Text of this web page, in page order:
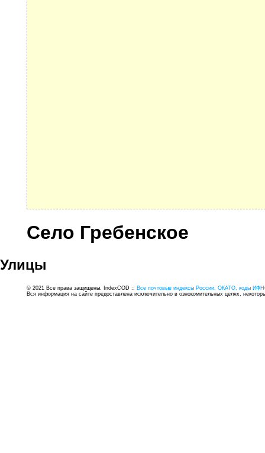
Село Гребенское
Улицы
© 2021 Все права защищены. IndexCOD :: Все почтовые индексы России, ОКАТО, коды
Вся информация на сайте предоставлена исключительно в ознокомительных целях,